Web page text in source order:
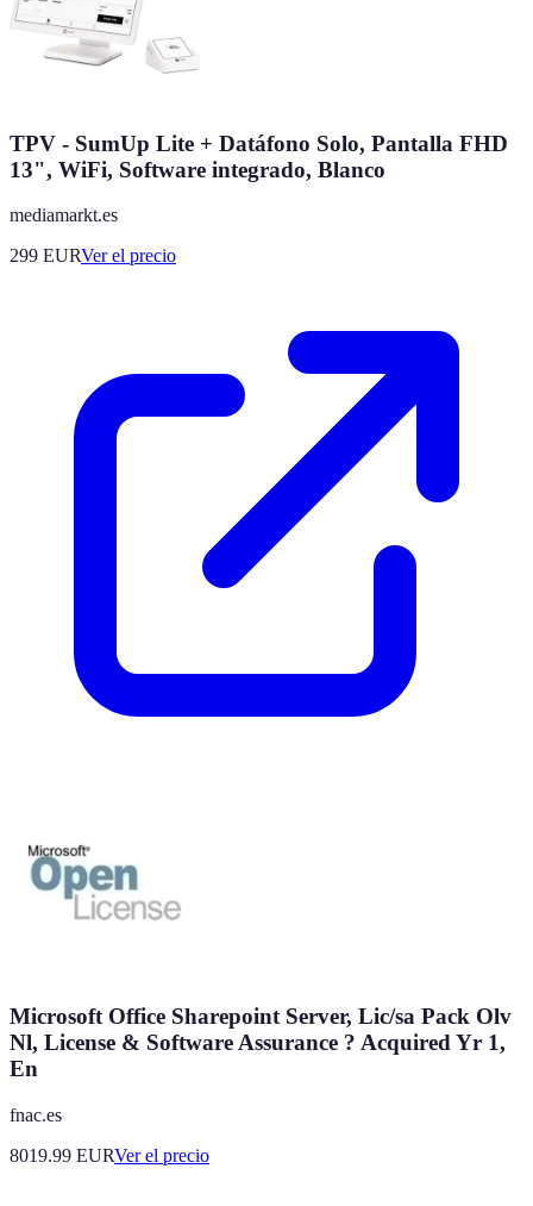
TPV - SumUp Lite + Datáfono Solo, Pantalla FHD
13", WiFi, Software integrado, Blanco
mediamarkt.es
299 EURVer el precio
Microsoft Office Sharepoint Server, Lic/sa Pack Olv
Nl, License & Software Assurance ? Acquired Yr 1,
En
fnac.es
8019.99 EURVer el precio